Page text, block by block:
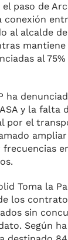
paso de
conexión
al alcalde
al
ha
y la falta
por el
Toma la
los
sin
Según